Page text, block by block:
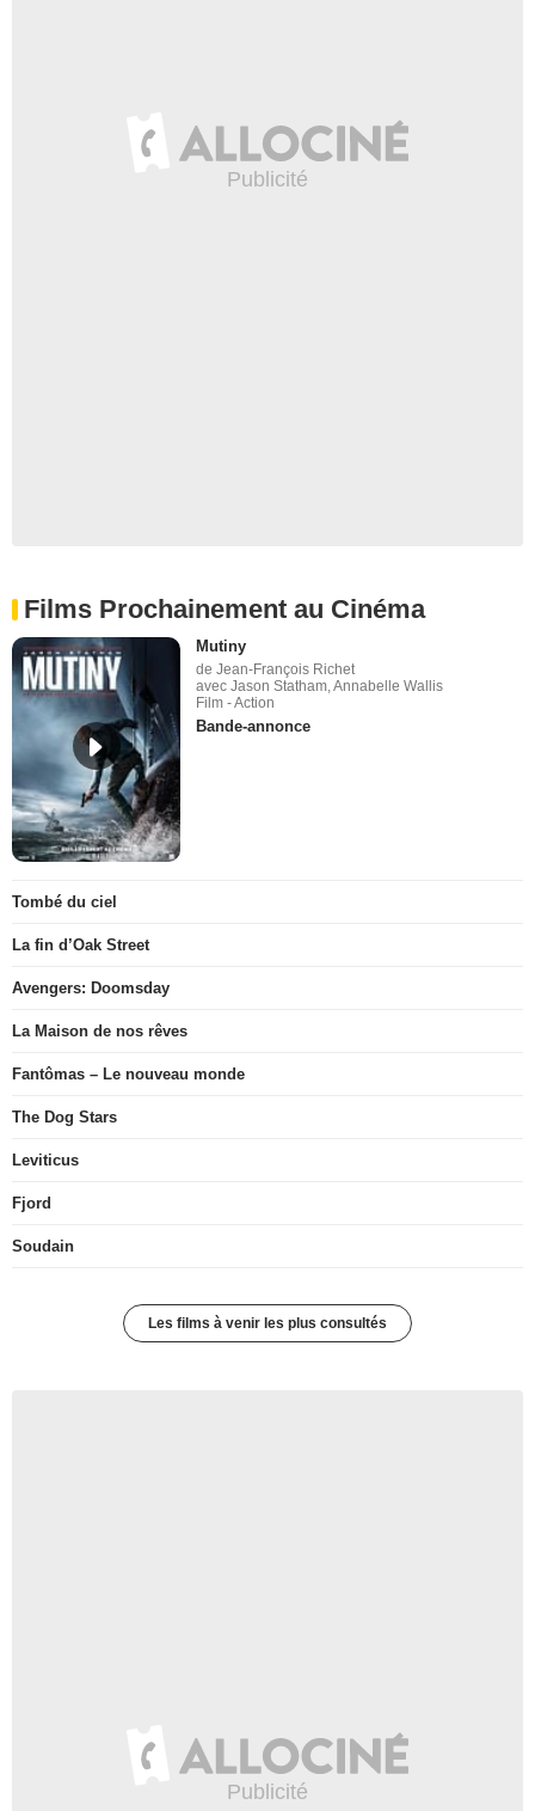
Films Prochainement au Cinéma
Mutiny
de Jean-François Richet
avec Jason Statham, Annabelle Wallis
Film - Action
Bande-annonce
Tombé du ciel
La fin d’Oak Street
Avengers: Doomsday
La Maison de nos rêves
Fantômas – Le nouveau monde
The Dog Stars
Leviticus
Fjord
Soudain
Les films à venir les plus consultés